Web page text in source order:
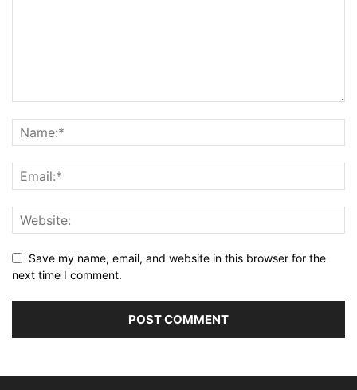
Save my name, email, and website in this browser for the
next time I comment.